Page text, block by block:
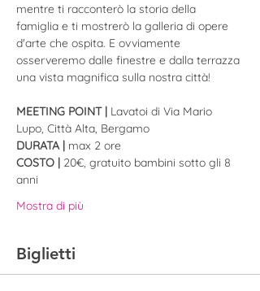
mentre ti racconterò la storia della
famiglia e ti mostrerò la galleria di opere
d'arte che ospita. E ovviamente
osserveremo dalle finestre e dalla terrazza
una vista magnifica sulla nostra città!
MEETING POINT | Lavatoi di Via Mario
Lupo, Città Alta, Bergamo
DURATA | max 2 ore
COSTO | 20€, gratuito bambini sotto gli 8
anni
Mostra di più
Biglietti